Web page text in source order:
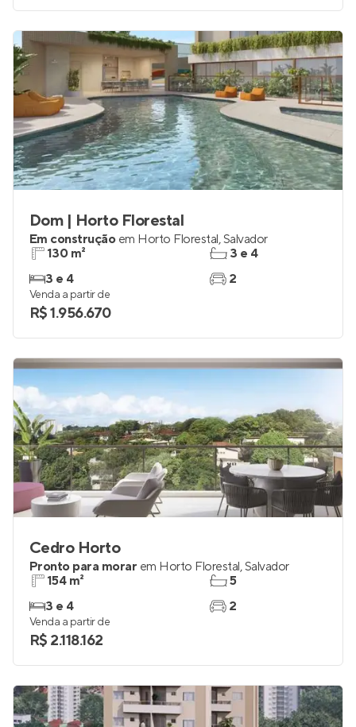
Dom | Horto Florestal
Em construção em Horto Florestal,Salvador
130 m²
3 e 4
3 e 4
2
Venda a partir de
R$ 1.956.670
Cedro Horto
Pronto para morar em Horto Florestal,Salvador
154 m²
3 e 4
5
2
Venda a partir de
R$ 2.118.162